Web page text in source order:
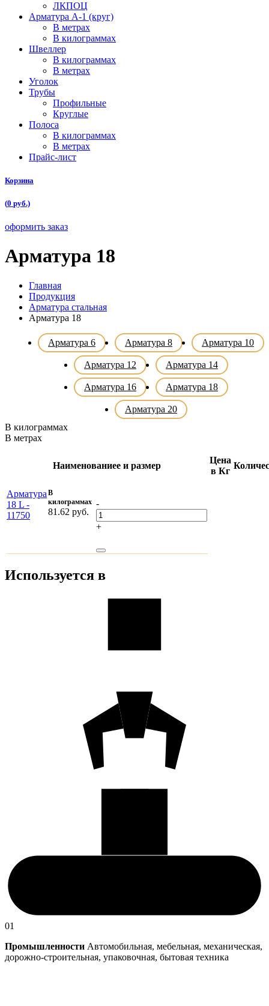
ЛКПОЦ
Арматура А-1 (круг)
В метрах
В килограммах
Швеллер
В килограммах
В метрах
Уголок
Трубы
Профильные
Круглые
Полоса
В килограммах
В метрах
Прайс-лист
Корзина
(0 руб.)
оформить заказ
Арматура 18
Главная
Продукция
Арматура стальная
Арматура 18
Арматура 6 Арматура 8 Арматура 10
Арматура 12 Арматура 14
Арматура 16 Арматура 18
Арматура 20
В килограммах
В метрах
Наименованиеe и размер
Цена
в Кг
Арматура
18 L -
11750
В
килограммах
81.62 руб.
-
+
Используется в
01
Промышленности Автомобильная, мебельная, механическая,
дорожно-строительная, упаковочная, бытовая техника